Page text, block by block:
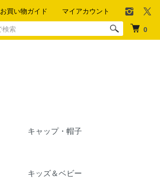
0
お買い物ガイド マイアカウント
キャップ・帽子
キッズ＆ベビー